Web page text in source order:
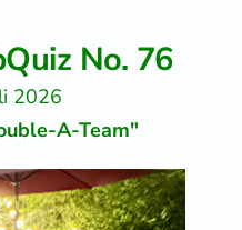
No. 76
2026
A-Team"